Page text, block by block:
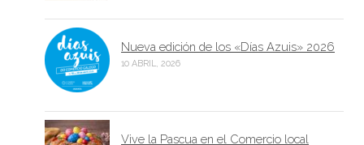
Nueva edición de los «Días Azuis» 2026
10 ABRIL, 2026
Vive la Pascua en el Comercio local